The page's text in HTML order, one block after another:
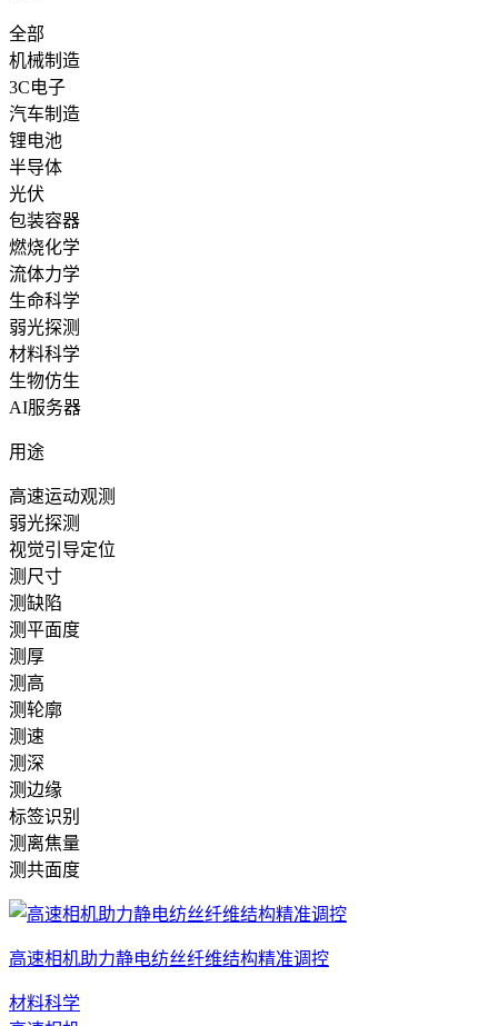
全部
机械制造
3C电子
汽车制造
锂电池
半导体
光伏
包装容器
燃烧化学
流体力学
生命科学
弱光探测
材料科学
生物仿生
AI服务器
用途
高速运动观测
弱光探测
视觉引导定位
测尺寸
测缺陷
测平面度
测厚
测高
测轮廓
测速
测深
测边缘
标签识别
测离焦量
测共面度
高速相机助力静电纺丝纤维结构精准调控
材料科学